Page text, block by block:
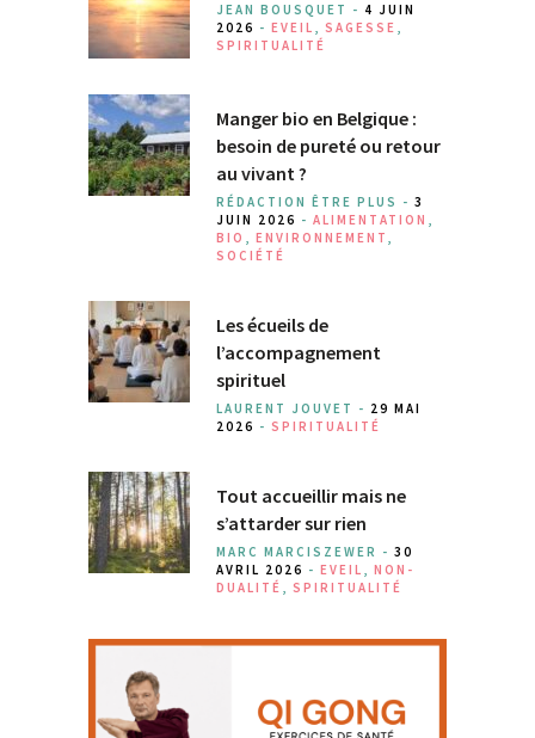
JEAN BOUSQUET - 4 JUIN
2026 - EVEIL , SAGESSE ,
SPIRITUALITÉ
Manger bio en Belgique :
besoin de pureté ou retour
au vivant ?
RÉDACTION ÊTRE PLUS - 3
JUIN 2026 - ALIMENTATION ,
BIO , ENVIRONNEMENT ,
SOCIÉTÉ
Les écueils de
l’accompagnement
spirituel
LAURENT JOUVET - 29 MAI
2026 - SPIRITUALITÉ
Tout accueillir mais ne
s’attarder sur rien
MARC MARCISZEWER - 30
AVRIL 2026 - EVEIL , NON-
DUALITÉ , SPIRITUALITÉ